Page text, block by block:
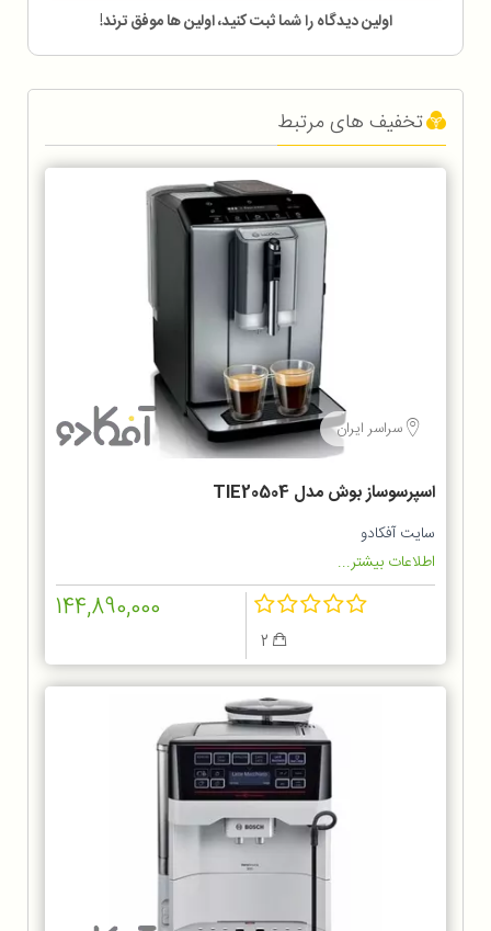
اولین دیدگاه را شما ثبت کنید، اولین ها موفق ترند!
تخفیف های مرتبط
سراسر ایران
اسپرسوساز بوش مدل TIE20504
سایت آفکادو
اطلاعات بیشتر...
144,890,000